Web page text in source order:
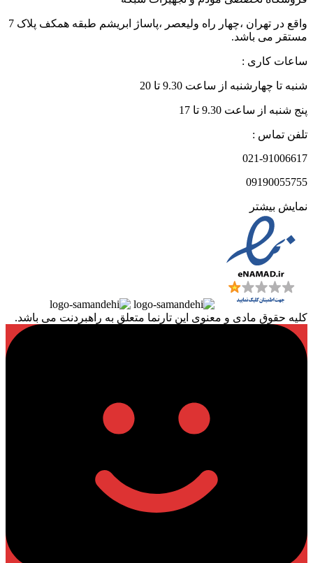
واقع در تهران ،چهار راه ولیعصر ،پاساژ ابریشم طبقه همکف پلاک 7
مستقر می باشد.
ساعات کاری :
شنبه تا چهارشنبه از ساعت 9.30 تا 20
پنج شنبه از ساعت 9.30 تا 17
تلفن تماس :
021-91006617
09190055755
نمایش بیشتر
کلیه حقوق مادی و معنوی این تارنما متعلق به راهبردنت می باشد.